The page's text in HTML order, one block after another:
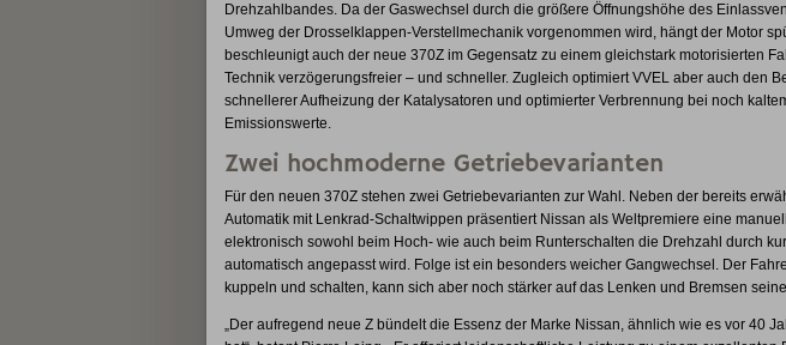
Drehzahlbandes. Da der Gaswechsel durch die größere Öffnungshöhe des
Umweg der Drosselklappen-Verstellmechanik vorgenommen wird, hängt der Motor
beschleunigt auch der neue 370Z im Gegensatz zu einem gleichstark motorisierten
Technik verzögerungsfreier – und schneller. Zugleich optimiert VVEL aber auch den
schnellerer Aufheizung der Katalysatoren und optimierter Verbrennung bei noch
Emissionswerte.
Zwei hochmoderne Getriebevarianten
Für den neuen 370Z stehen zwei Getriebevarianten zur Wahl. Neben der bereits
Automatik mit Lenkrad-Schaltwippen präsentiert Nissan als Weltpremiere eine
elektronisch sowohl beim Hoch- wie auch beim Runterschalten die Drehzahl durch
automatisch angepasst wird. Folge ist ein besonders weicher Gangwechsel. Der
kuppeln und schalten, kann sich aber noch stärker auf das Lenken und Bremsen
„Der aufregend neue Z bündelt die Essenz der Marke Nissan, ähnlich wie es vor 40